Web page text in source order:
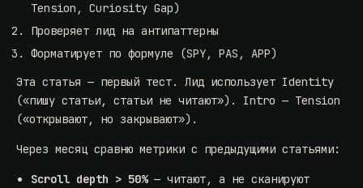
Tension, Curiosity Gap)
Проверяет лид на антипаттерны
Форматирует по формуле (SPY, PAS, APP)
Эта статья — первый тест. Лид использует Identity
(«пишу статьи, статьи не читают»). Intro — Tension
(«открывают, но закрывают»).
Через месяц сравню метрики с предыдущими статьями:
Scroll depth > 50%— читают, а не сканируют